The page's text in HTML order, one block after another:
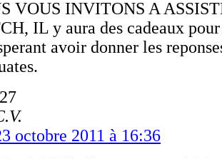
VOUS INVITONS A
IL y aura des cadeaux
avoir donner les
octobre 2011 à 16:36